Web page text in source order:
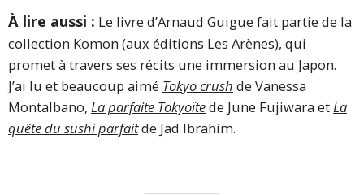
À lire aussi : Le livre d’Arnaud Guigue fait partie de la
collection Komon (aux éditions Les Arènes), qui
promet à travers ses récits une immersion au Japon.
J’ai lu et beaucoup aimé Tokyo crush de Vanessa
Montalbano, La parfaite Tokyoïtede June Fujiwara etLa
quête du sushi parfaitde Jad Ibrahim.